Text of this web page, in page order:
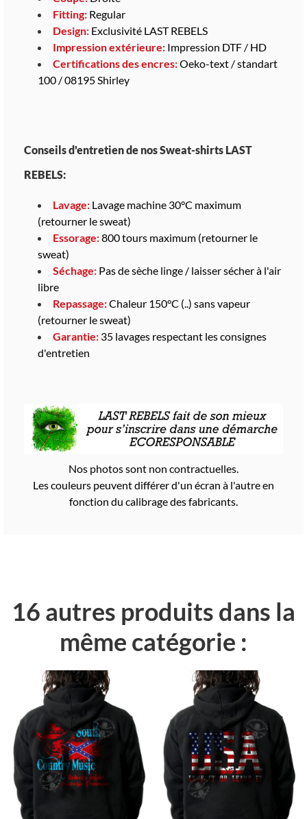
Fitting: Regular
Design: Exclusivité LAST REBELS
Impression extérieure: Impression DTF / HD
Certifications des encres:Oeko-text / standart
100 / 08195 Shirley
Conseils d'entretien de nos Sweat-shirts LAST
REBELS:
Lavage: Lavage machine 30°C maximum
(retourner le sweat)
Essorage:800 tours maximum (retourner le
sweat)
Séchage: Pas de sèche linge / laisser sécher à l'air
libre
Repassage:Chaleur 150°C (..) sans vapeur
(retourner le sweat)
Garantie: 35 lavages respectant les consignes
d'entretien
Nos photos sont non contractuelles.
Les couleurs peuvent différer d'un écran à l'autre en
fonction du calibrage des fabricants.
16 autres produits dans la
même catégorie :